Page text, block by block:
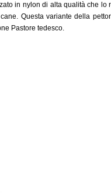
in nylon di alta qualità che lo
Questa variante della
Pastore tedesco.